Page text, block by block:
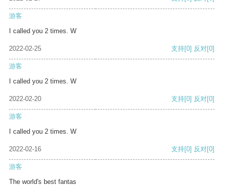
游客
I called you 2 times. W
2022-02-25 支持[0] 反对[0]
游客
I called you 2 times. W
2022-02-20 支持[0] 反对[0]
游客
I called you 2 times. W
2022-02-16 支持[0] 反对[0]
游客
The world's best fantas